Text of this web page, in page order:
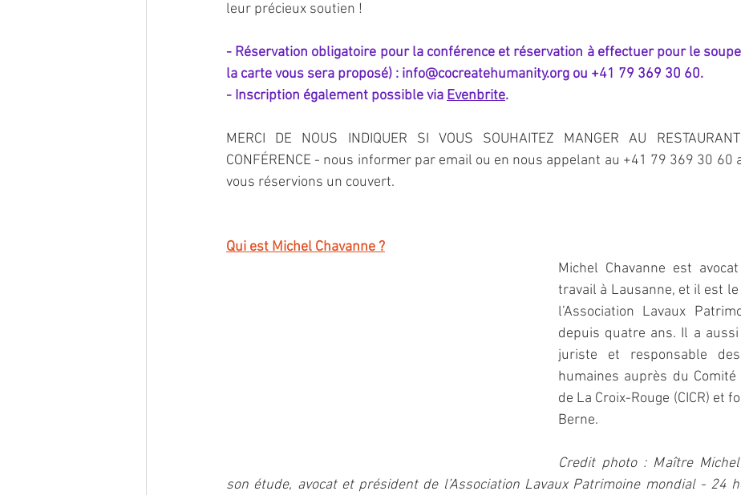
leur précieux soutien !
- Réservation obligatoire pour la conférence et réservation à effectuer pour le
la carte vous sera proposé) : info@cocreatehumanity.org ou +41 79 369 30 60.
- Inscription également possible via Evenbrite.
MERCI DE NOUS INDIQUER SI VOUS SOUHAITEZ MANGER AU
CONFÉRENCE - nous informer par email ou en nous appelant au +41 79 369 30 60
vous réservions un couvert.
Qui est Michel Chavanne ?
Michel Chavanne est
travail à Lausanne, et il est
l’Association Lavaux
depuis quatre ans. Il a
juriste et responsable
humaines auprès du
de La Croix-Rouge (CICR) et
Berne.
Credit photo : Maître
son étude, avocat et président de l’Association Lavaux Patrimoine mondial - 24